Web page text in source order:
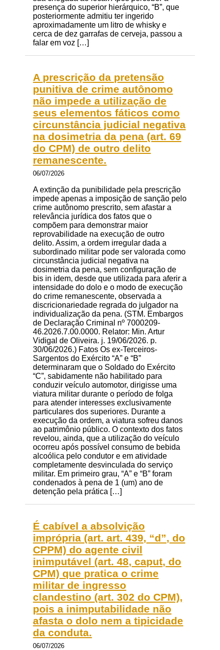
presença do superior hierárquico, “B”, que
posteriormente admitiu ter ingerido
aproximadamente um litro de whisky e
cerca de dez garrafas de cerveja, passou a
falar em voz […]
A prescrição da pretensão
punitiva de crime autônomo
não impede a utilização de
seus elementos fáticos como
circunstância judicial negativa
na dosimetria da pena (art. 69
do CPM) de outro delito
remanescente.
06/07/2026
A extinção da punibilidade pela prescrição
impede apenas a imposição de sanção pelo
crime autônomo prescrito, sem afastar a
relevância jurídica dos fatos que o
compõem para demonstrar maior
reprovabilidade na execução de outro
delito. Assim, a ordem irregular dada a
subordinado militar pode ser valorada como
circunstância judicial negativa na
dosimetria da pena, sem configuração de
bis in idem, desde que utilizada para aferir a
intensidade do dolo e o modo de execução
do crime remanescente, observada a
discricionariedade regrada do julgador na
individualização da pena. (STM. Embargos
de Declaração Criminal nº 7000209-
46.2026.7.00.0000. Relator: Min. Artur
Vidigal de Oliveira. j. 19/06/2026. p.
30/06/2026.) Fatos Os ex-Terceiros-
Sargentos do Exército “A” e “B”
determinaram que o Soldado do Exército
“C”, sabidamente não habilitado para
conduzir veículo automotor, dirigisse uma
viatura militar durante o período de folga
para atender interesses exclusivamente
particulares dos superiores. Durante a
execução da ordem, a viatura sofreu danos
ao patrimônio público. O contexto dos fatos
revelou, ainda, que a utilização do veículo
ocorreu após possível consumo de bebida
alcoólica pelo condutor e em atividade
completamente desvinculada do serviço
militar. Em primeiro grau, “A” e “B” foram
condenados à pena de 1 (um) ano de
detenção pela prática […]
É cabível a absolvição
imprópria (art. art. 439, “d”, do
CPPM) do agente civil
inimputável (art. 48, caput, do
CPM) que pratica o crime
militar de ingresso
clandestino (art. 302 do CPM),
pois a inimputabilidade não
afasta o dolo nem a tipicidade
da conduta.
06/07/2026